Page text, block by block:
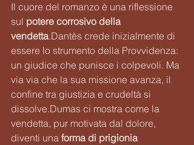
Il cuore del romanzo è una riflessione
sul potere corrosivo della
vendetta.Dantès crede inizialmente di
essere lo strumento della Provvidenza:
un giudice che punisce i colpevoli. Ma
via via che la sua missione avanza, il
confine tra giustizia e crudeltà si
dissolve.Dumas ci mostra come la
vendetta, pur motivata dal dolore,
diventi una forma di prigionia